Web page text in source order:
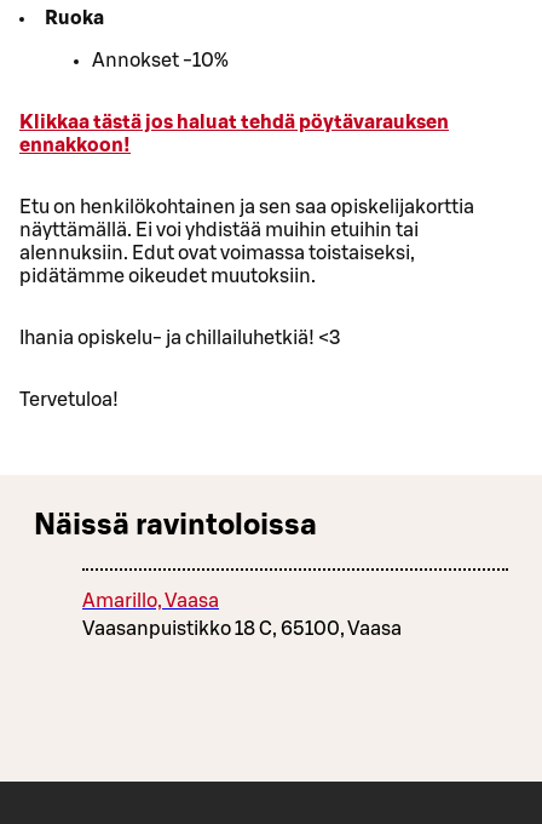
Ruoka
Annokset -10%
Klikkaa tästä jos haluat tehdä pöytävarauksen
ennakkoon!
Etu on henkilökohtainen ja sen saa opiskelijakorttia
näyttämällä. Ei voi yhdistää muihin etuihin tai
alennuksiin. Edut ovat voimassa toistaiseksi,
pidätämme oikeudet muutoksiin.
Ihania opiskelu- ja chillailuhetkiä! <3
Tervetuloa!
Näissä ravintoloissa
Amarillo, Vaasa
Vaasanpuistikko 18 C, 65100, Vaasa